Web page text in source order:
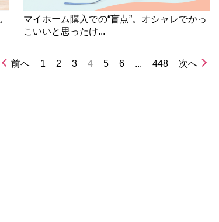
マイホーム購入での“盲点”。オシャレでかっ
こいいと思ったけ...
前へ 1 2 3 4 5 6 ... 448 次へ